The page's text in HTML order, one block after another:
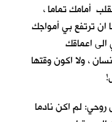
أمامك تماما ،
ان ترتفع بي أمواجك
الى اعماقك
، ولا اكون وقتها
روحي: لم اكن نادما